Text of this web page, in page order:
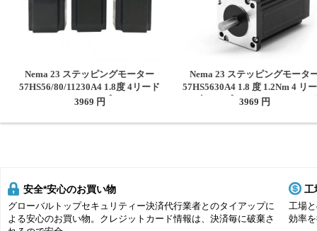
Nema 23 ステッピングモーター
57HS56/80/11230A4 1.8度 4リード
1.2Nm/2Nm/3Nm 3Dプリント/CNC
3969 円
Nema 23 ステッピングモータ
57HS5630A4 1.8 度 1.2Nm 4 リ
3A 2 相 3D プリンター CNC ルー
3969 円
安全*安心のお買い物
グローバルトップセキュリティー決済代行業者とのタイアップに
よる安心のお買い物。クレジットカード情報は、決済毎に破棄さ
工
工場
効率